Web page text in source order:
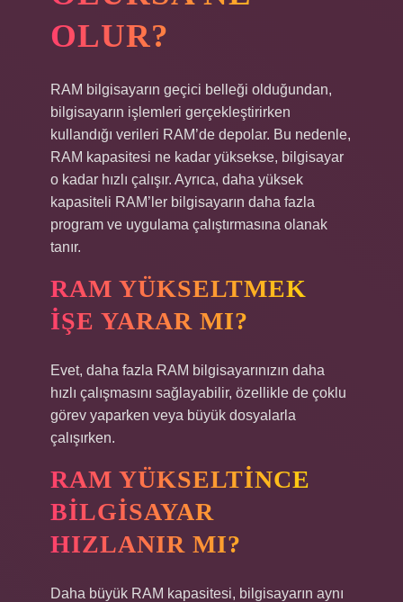
OLUR?
RAM bilgisayarın geçici belleği olduğundan,
bilgisayarın işlemleri gerçekleştirirken
kullandığı verileri RAM’de depolar. Bu nedenle,
RAM kapasitesi ne kadar yüksekse, bilgisayar
o kadar hızlı çalışır. Ayrıca, daha yüksek
kapasiteli RAM’ler bilgisayarın daha fazla
program ve uygulama çalıştırmasına olanak
tanır.
RAM YÜKSELTMEK
IŞE YARAR MI?
Evet, daha fazla RAM bilgisayarınızın daha
hızlı çalışmasını sağlayabilir, özellikle de çoklu
görev yaparken veya büyük dosyalarla
çalışırken.
RAM YÜKSELTINCE
BILGISAYAR
HIZLANIR MI?
Daha büyük RAM kapasitesi, bilgisayarın aynı